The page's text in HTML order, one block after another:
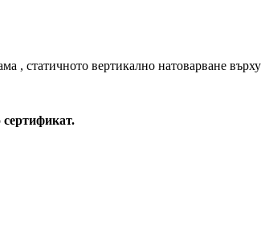
, статичното вертикално натоварване
сертификат.